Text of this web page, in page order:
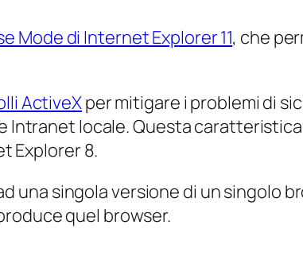
Mode di Internet Explorer 11, che
ActiveXper mitigare i problemi di
Intranet locale. Questa
Explorer 8.
una singola versione di un singolo
quel browser.